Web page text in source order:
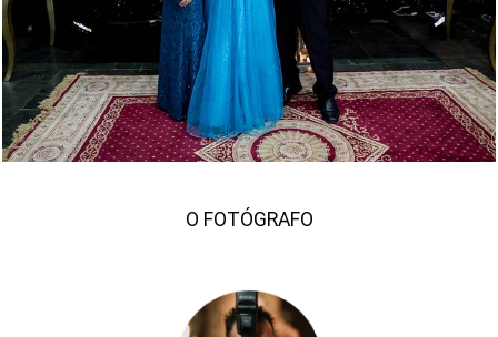
1739 391
O FOTÓGRAFO